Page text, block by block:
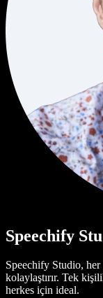
Speechify
Speechify Studio,
kolaylaştırır. Tek
herkes için ideal.